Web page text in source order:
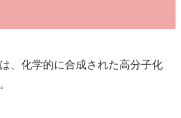
、化学的に合成された高分子化